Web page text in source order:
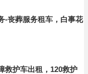
-丧葬服务租车，白事花
救护车出租，120救护